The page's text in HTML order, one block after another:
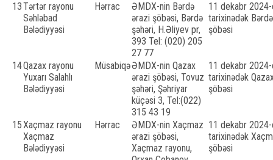
13Tərtər rayonu
Səhləbad
Bələdiyyəsi
Hərrac
ƏMDX-nin Bərdə
ərazi şöbəsi, Bərdə
şəhəri, H.Əliyev pr,
393 Tel: (020) 205
27 77
11 dekabr
tarixinədək
şöbəsi
14Qazax rayonu
Yuxarı Salahlı
Bələdiyyəsi
MüsabiqəƏMDX-nin Qazax
ərazi şöbəsi, Tovuz
şəhəri, Şəhriyar
küçəsi 3, Tel:(022)
315 43 19
11 dekabr
tarixinədək
şöbəsi
15Xaçmaz rayonu
Xaçmaz
Bələdiyyəsi
Hərrac
ƏMDX-nin Xaçmaz
ərazi şöbəsi,
Xaçmaz rayonu,
11 dekabr
tarixinədək
şöbəsi